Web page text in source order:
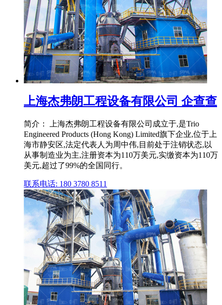
上海杰弗朗工程设备有限公司 企查查
简介： 上海杰弗朗工程设备有限公司成立于,是Trio
Engineered Products (Hong Kong) Limited旗下企业,位于上
海市静安区,法定代表人为周中伟,目前处于注销状态,以
从事制造业为主,注册资本为110万美元,实缴资本为110万
美元,超过了99%的全国同行。
联系电话: 180 3780 8511